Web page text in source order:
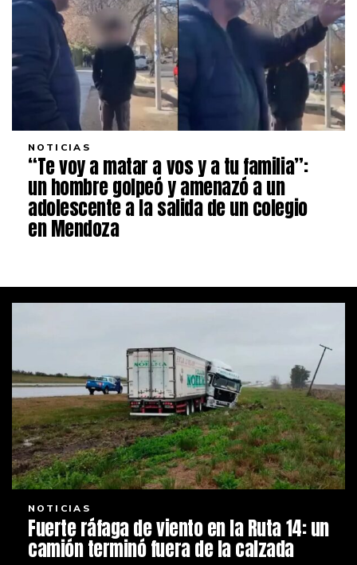
NOTICIAS
“Te voy a matar a vos y a tu familia”:
un hombre golpeó y amenazó a un
adolescente a la salida de un colegio
en Mendoza
NOTICIAS
Fuerte ráfaga de viento en la Ruta 14: un
camión terminó fuera de la calzada